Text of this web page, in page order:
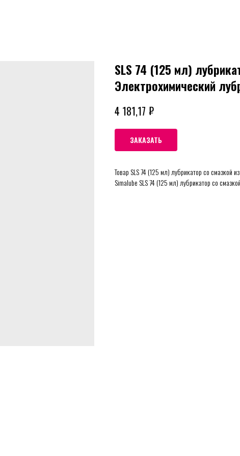
SLS 74 (125 мл)
Электрохимический
4 181,17 ₽
ЗАКАЗАТЬ
Товар SLS 74 (125 мл) лубрикатор со смазкой
Simalube SLS 74 (125 мл) лубрикатор со смазкой